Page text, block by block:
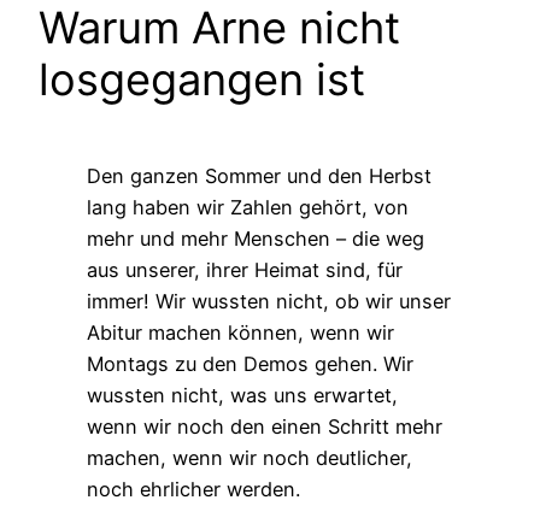
Warum Arne nicht
losgegangen ist
Den ganzen Sommer und den Herbst
lang haben wir Zahlen gehört, von
mehr und mehr Menschen – die weg
aus unserer, ihrer Heimat sind, für
immer! Wir wussten nicht, ob wir unser
Abitur machen können, wenn wir
Montags zu den Demos gehen. Wir
wussten nicht, was uns erwartet,
wenn wir noch den einen Schritt mehr
machen, wenn wir noch deutlicher,
noch ehrlicher werden.